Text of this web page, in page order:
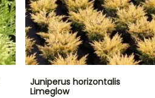
Juniperus horizontalis
Limeglow